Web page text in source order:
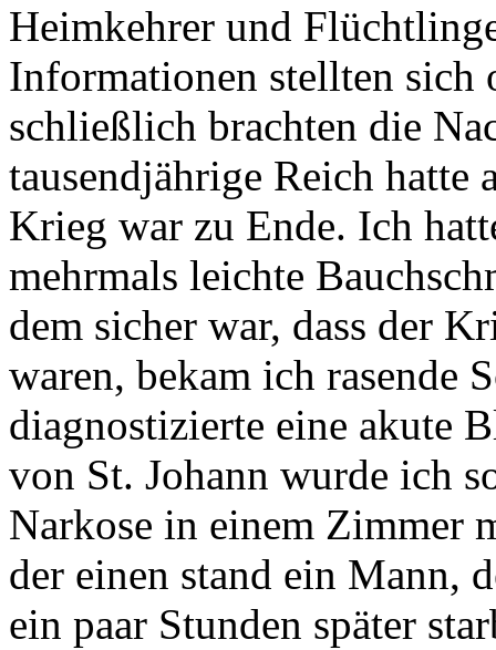
Heimkehrer und
Informationen stellten sich
schließlich brachten die
tausendjährige Reich
Krieg war zu Ende. Ich
mehrmals leichte
dem sicher war, dass der
waren, bekam ich rasende
diagnostizierte eine akute
von St. Johann wurde ich
Narkose in einem Zimmer
der einen stand ein Mann,
ein paar Stunden später